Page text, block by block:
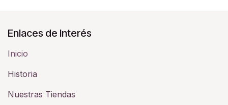
Enlaces de Interés
Inicio
Historia​
Nuestras Tiendas